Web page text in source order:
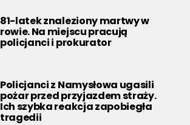
81-latek znaleziony martwy w
rowie. Na miejscu pracują
policjanci i prokurator
Policjanci z Namysłowa ugasili
pożar przed przyjazdem straży.
Ich szybka reakcja zapobiegła
tragedii